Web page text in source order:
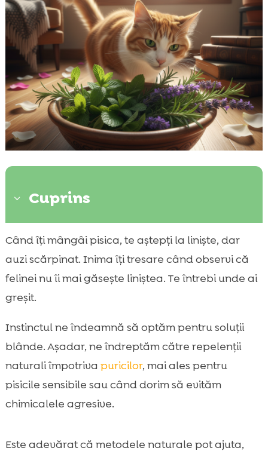
3 Cuprins
 De ce apar puricii la pisici și cum îi
recunoaștem rapid
Cât de periculoși sunt puricii pentru pisici și
pisici: ce funcționează și ce e mit
Uleiuri esențiale și siguranța lor la pisici
Spray-uri naturale și soluții pe bază de
plante pentru blană
igienă fără stres
ciclul de viață al puricilor
Când îți mângâi pisica, te aștepți la liniște, dar
auzi scărpinat. Inima îți tresare când observi că
felinei nu îi mai găsește liniștea. Te întrebi unde ai
greșit.
Instinctul ne îndeamnă să optăm pentru soluții
blânde. Așadar, ne îndreptăm către repelenții
naturali împotriva puricilor, mai ales pentru
pisicile sensibile sau când dorim să evităm
chimicalele agresive.
Este adevărat că metodele naturale pot ajuta,